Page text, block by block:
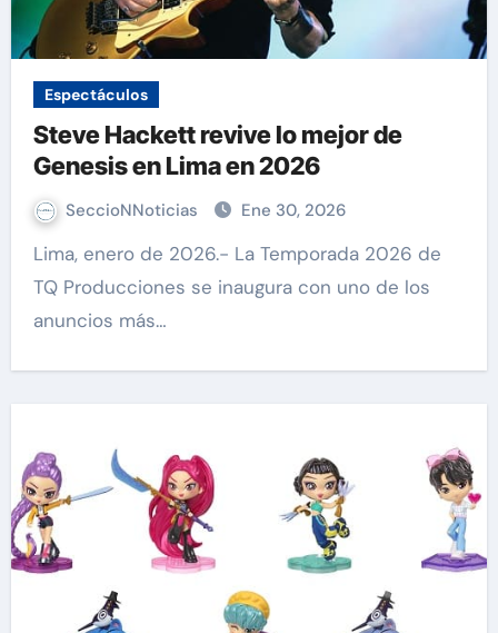
Espectáculos
Steve Hackett revive lo mejor de
Genesis en Lima en 2026
SeccioNNoticias Ene 30, 2026
Lima, enero de 2026.- La Temporada 2026 de
TQ Producciones se inaugura con uno de los
anuncios más…